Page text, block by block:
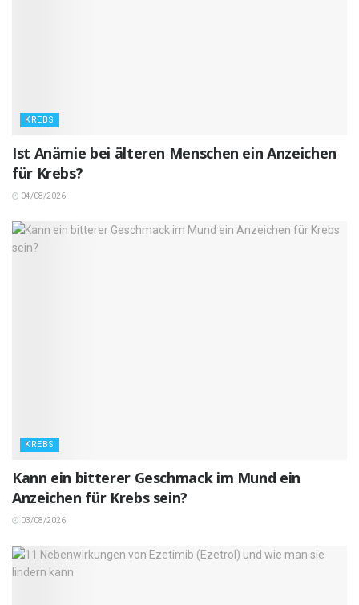
KREBS
Ist Anämie bei älteren Menschen ein Anzeichen
für Krebs?
04/08/2026
KREBS
Kann ein bitterer Geschmack im Mund ein
Anzeichen für Krebs sein?
03/08/2026